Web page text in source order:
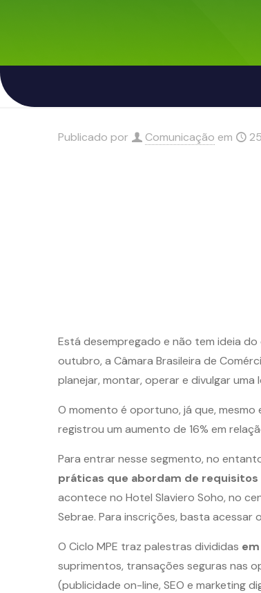
Publicado por Comunicação em
Está desempregado e não tem ideia
outubro, a Câmara Brasileira de
planejar, montar, operar e divulgar uma
O momento é oportuno, já que,
registrou um aumento de 16% em
Para entrar nesse segmento, no
práticas que abordam de
acontece no Hotel Slaviero Soho, no
Sebrae. Para inscrições, basta acessar
O Ciclo MPE traz palestras divididas
suprimentos, transações seguras nas
(publicidade on-line, SEO e marketing